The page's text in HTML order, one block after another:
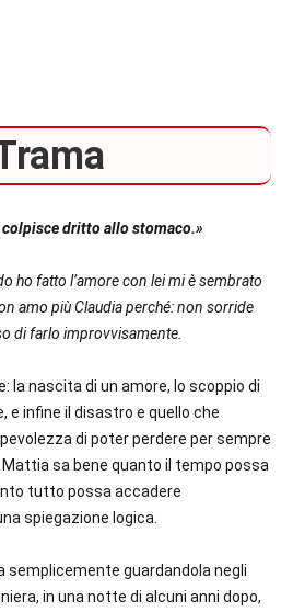
dritto allo stomaco.»
ho fatto l’amore con lei mi è sembrato
amo più Claudia perché: non sorride
di farlo improvvisamente.
la nascita di un amore, lo scoppio di
e infine il disastro e quello che
di poter perdere per sempre
Mattia sa bene quanto il tempo possa
tutto possa accadere
spiegazione logica.
semplicemente guardandola negli
in una notte di alcuni anni dopo,